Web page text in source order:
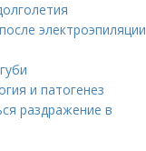
электроэпиляции
и патогенез
раздражение в